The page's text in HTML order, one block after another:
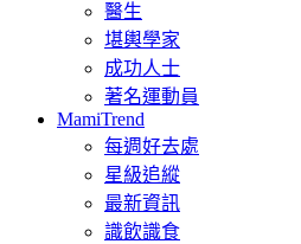
醫生
堪輿學家
成功人士
著名運動員
MamiTrend
每週好去處
星級追縱
最新資訊
識飲識食